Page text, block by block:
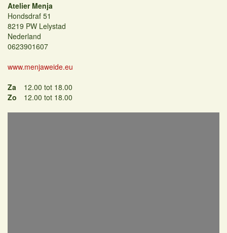
Atelier Menja
Hondsdraf 51
8219 PW Lelystad
Nederland
0623901607
www.menjaweide.eu
Za
12.00 tot 18.00
Zo
12.00 tot 18.00